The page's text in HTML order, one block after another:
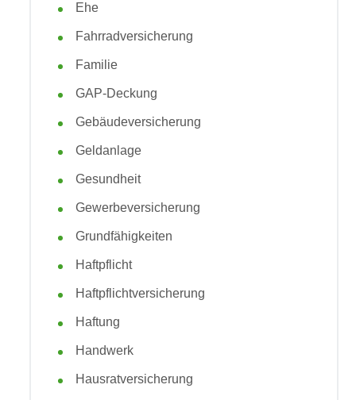
Ehe
Fahrradversicherung
Familie
GAP-Deckung
Gebäudeversicherung
Geldanlage
Gesundheit
Gewerbeversicherung
Grundfähigkeiten
Haftpflicht
Haftpflichtversicherung
Haftung
Handwerk
Hausratversicherung